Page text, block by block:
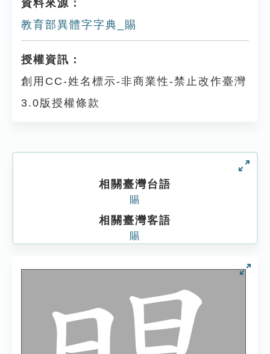
資料來源：
教育部異體字字典_賜
授權資訊：
創用CC-姓名標示-非商業性-禁止改作臺灣
3.0版授權條款
相關臺灣台語
賜
相關臺灣客語
賜